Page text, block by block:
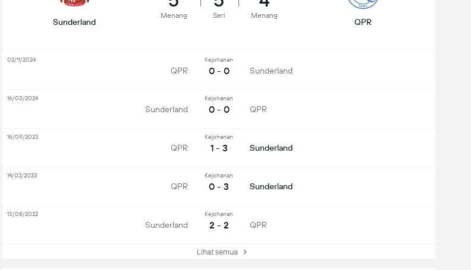
Sunderland
Menang Seri Menang
QPR
QPR
Kejohanan
0 - 0 Sunderland
02/11/2024
Sunderland
Kejohanan
0 - 0 QPR
16/03/2024
QPR
Kejohanan
1 - 3 Sunderland
16/09/2023
QPR
Kejohanan
0 - 3 Sunderland
14/02/2023
Sunderland
Kejohanan
2 - 2 QPR
13/08/2022
Lihat semua